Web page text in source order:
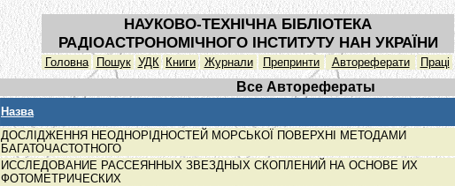
НАУКОВО-ТЕХНІЧНА БІБЛІОТЕКА
РАДІОАСТРОНОМІЧНОГО ІНСТИТУТУ НАН УКРАЇНИ
Головна Пошук УДК Книги Журнали Препринти Автореферати Праці
Все Авторефераты
Назва
ДОСЛІДЖЕННЯ НЕОДНОРІДНОСТЕЙ МОРСЬКОЇ ПОВЕРХНІ МЕТОДАМИ
БАГАТОЧАСТОТНОГО
ИССЛЕДОВАНИЕ РАССЕЯННЫХ ЗВЕЗДНЫХ СКОПЛЕНИЙ НА ОСНОВЕ ИХ
ФОТОМЕТРИЧЕСКИХ